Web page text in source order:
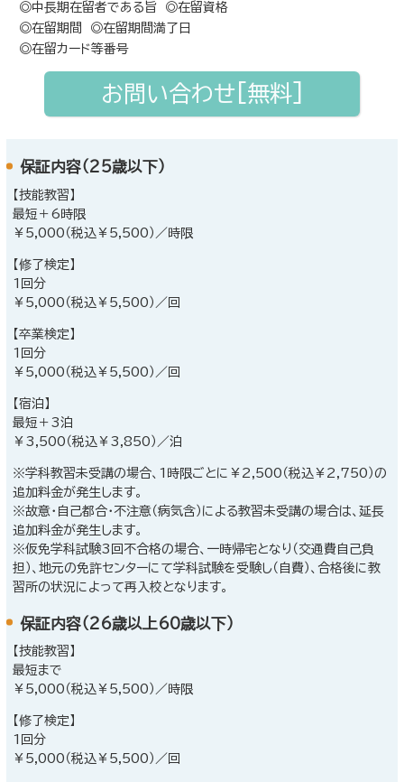
◎中長期在留者である旨 ◎在留資格
◎在留期間 ◎在留期間満了日
◎在留カード等番号
お問い合わせ[無料]
保証内容（25歳以下）
【技能教習】
最短＋6時限
￥5,000（税込￥5,500）／時限
【修了検定】
1回分
￥5,000（税込￥5,500）／回
【卒業検定】
1回分
￥5,000（税込￥5,500）／回
【宿泊】
最短＋3泊
￥3,500（税込￥3,850）／泊
※学科教習未受講の場合、1時限ごとに￥2,500（税込￥2,750）の
追加料金が発生します。
※故意・自己都合・不注意（病気含）による教習未受講の場合は、延長
追加料金が発生します。
※仮免学科試験3回不合格の場合、一時帰宅となり（交通費自己負
担）、地元の免許センターにて学科試験を受験し（自費）、合格後に教
習所の状況によって再入校となります。
保証内容（26歳以上60歳以下）
【技能教習】
最短まで
￥5,000（税込￥5,500）／時限
【修了検定】
1回分
￥5,000（税込￥5,500）／回